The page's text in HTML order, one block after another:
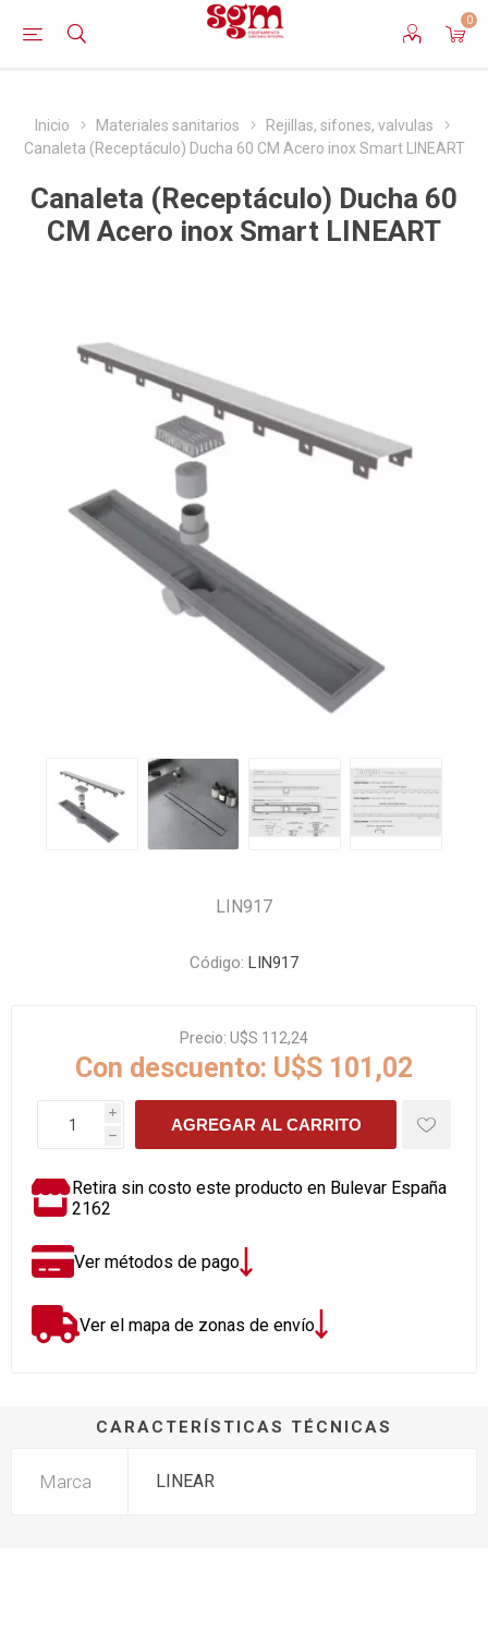
0
Inicio Materiales sanitarios
Rejillas, sifones, valvulas
Canaleta (Receptáculo) Ducha 60 CM Acero inox Smart LINEART
Canaleta (Receptáculo) Ducha 60
CM Acero inox Smart LINEART
LIN917
Código: LIN917
Precio: U$S 112,24
Con descuento: U$S 101,02
i
h
AGREGAR AL CARRITO
Retira sin costo este producto en Bulevar España
2162
Ver métodos de pago
Ver el mapa de zonas de envío
CARACTERÍSTICAS TÉCNICAS
Marca LINEAR